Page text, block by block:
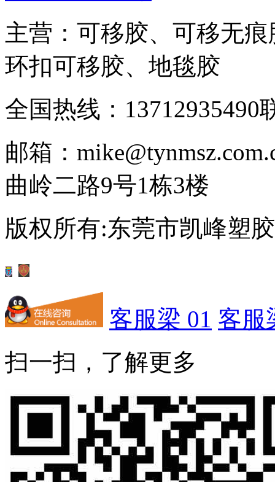
主营：可移胶、可移无
环扣可移胶、地毯胶
全国热线：13712935490
邮箱：
曲岭二路9号1栋3楼
版权所有:东莞市凯峰塑
客服梁 01 客服
扫一扫，了解更多